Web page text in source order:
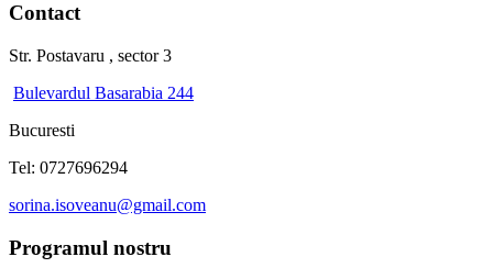
Contact
Str. Postavaru , sector 3
Bulevardul Basarabia 244
Bucuresti
Tel: 0727696294
sorina.isoveanu@gmail.com
Programul nostru